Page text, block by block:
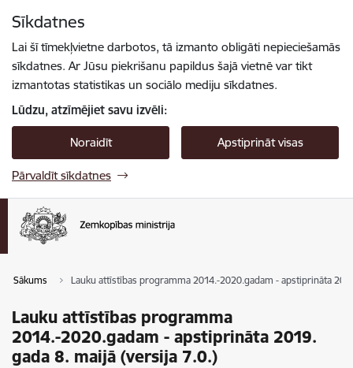
Sīkdatnes
Lai šī tīmekļvietne darbotos, tā izmanto obligāti nepieciešamās
sīkdatnes. Ar Jūsu piekrišanu papildus šajā vietnē var tikt
izmantotas statistikas un sociālo mediju sīkdatnes.
Lūdzu, atzīmējiet savu izvēli:
Noraidīt Apstiprināt visas
Pārvaldīt sīkdatnes
Sākums Lauku attīstības programma 2014.-2020.gadam - apstiprināta
Lauku attīstības programma
2014.-2020.gadam - apstiprināta 2019.
gada 8. maijā (versija 7.0.)